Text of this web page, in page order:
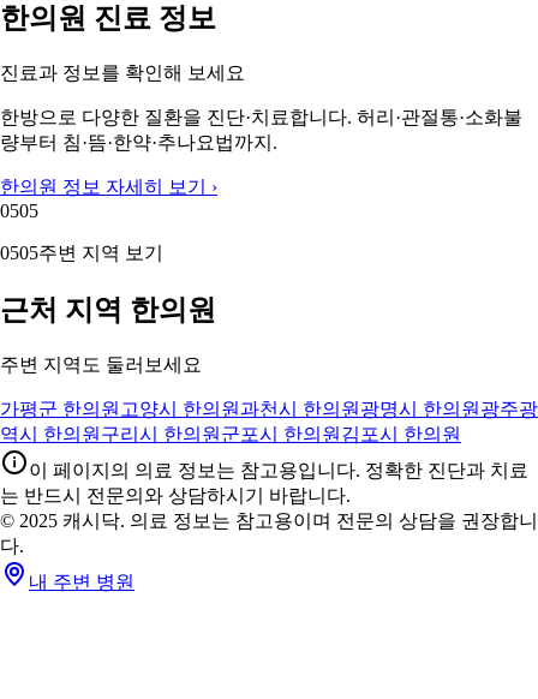
한의원 진료 정보
진료과 정보를 확인해 보세요
한방으로 다양한 질환을 진단·치료합니다. 허리·관절통·소화불
량부터 침·뜸·한약·추나요법까지.
한의원 정보 자세히 보기 ›
0505
0505주변 지역 보기
근처 지역 한의원
주변 지역도 둘러보세요
가평군 한의원 고양시 한의원과천시 한의원 광명시 한의원 광주광
역시 한의원 구리시 한의원 군포시 한의원 김포시 한의원
이 페이지의 의료 정보는 참고용입니다. 정확한 진단과 치료
는 반드시 전문의와 상담하시기 바랍니다.
© 2025 캐시닥. 의료 정보는 참고용이며 전문의 상담을 권장합니
다.
내 주변 병원